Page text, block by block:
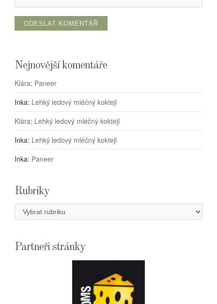
Nejnovější komentáře
Klára: Paneer
Inka: Lehký ledový mléčný koktejl
Klára: Lehký ledový mléčný koktejl
Inka: Lehký ledový mléčný koktejl
Inka: Paneer
Rubriky
Rubriky
Partneři stránky